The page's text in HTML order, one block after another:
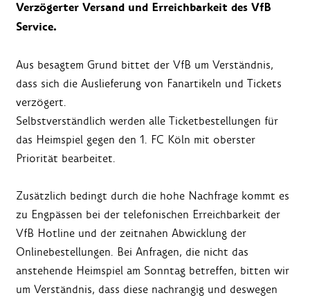
Verzögerter Versand und Erreichbarkeit des VfB
Service.
Aus besagtem Grund bittet der VfB um Verständnis,
dass sich die Auslieferung von Fanartikeln und Tickets
verzögert.
Selbstverständlich werden alle Ticketbestellungen für
das Heimspiel gegen den 1. FC Köln mit oberster
Priorität bearbeitet.
Zusätzlich bedingt durch die hohe Nachfrage kommt es
zu Engpässen bei der telefonischen Erreichbarkeit der
VfB Hotline und der zeitnahen Abwicklung der
Onlinebestellungen. Bei Anfragen, die nicht das
anstehende Heimspiel am Sonntag betreffen, bitten wir
um Verständnis, dass diese nachrangig und deswegen